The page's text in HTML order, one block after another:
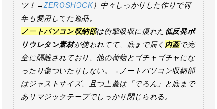
ツ！→ZEROSHOCK）中々しっかりした作りで何
年も愛用してた逸品。
ノートパソコン収納部は衝撃吸収に優れた低反発ポ
リウレタン素材が使われてて、底まで届く 内蓋で完
全に隔離されており、他の荷物とゴチャゴチャにな
ったり傷ついたりしない。→ノートパソコン収納部
はジャストサイズ、且つ上蓋は「でろん」と底まで
ありマジックテープでしっかり閉じられる。